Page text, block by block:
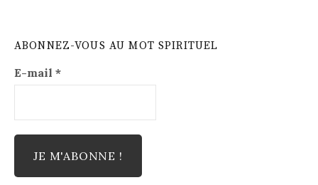
ABONNEZ-VOUS AU MOT SPIRITUEL
E-mail *